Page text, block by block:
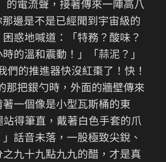
的電流聲，接著傳來一陣高八
邊是不是已經聞到宇宙級的
惑地喊道：「特務？酸味？
的溫和震動！」「蒜泥？」
的推進器快沒紅棗了！快！
那把銀勺時，外面的牆壁傳來
一個像是小型瓦斯桶的東
得筆直，戴著白色手套的爪
話音未落，一股極致尖銳、
九十九點九九的醋，才是真